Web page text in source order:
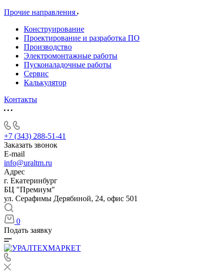
Прочие направления
Конструирование
Проектирование и разработка ПО
Производство
Электромонтажные работы
Пусконаладочные работы
Сервис
Калькулятор
Контакты
+7 (343) 288-51-41
Заказать звонок
E-mail
info@uraltm.ru
Адрес
г. Екатеринбург
БЦ "Премиум"
ул. Серафимы Дерябиной, 24, офис 501
0
Подать заявку